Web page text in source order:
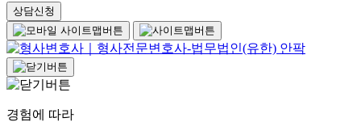
상담신청
경험에 따라